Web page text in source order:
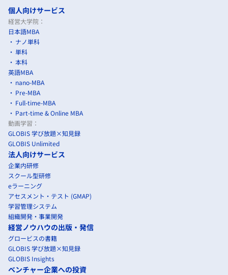
個人向けサービス
経営大学院：
日本語MBA
ナノ単科
単科
本科
英語MBA
nano-MBA
Pre-MBA
Full-time-MBA
Part-time & Online MBA
動画学習：
GLOBIS 学び放題×知見録
GLOBIS Unlimited
法人向けサービス
企業内研修
スクール型研修
eラーニング
アセスメント・テスト (GMAP)
学習管理システム
組織開発・事業開発
経営ノウハウの出版・発信
グロービスの書籍
GLOBIS 学び放題×知見録
GLOBIS Insights
ベンチャー企業への投資